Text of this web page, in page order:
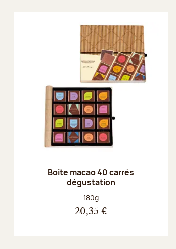
Boite macao 40 carrés
dégustation
Poids net :
180g
20,35 €